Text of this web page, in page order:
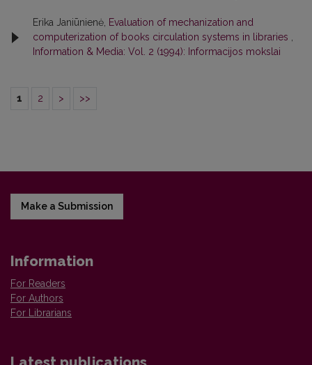
Erika Janiūnienė, Evaluation of mechanization and
computerization of books circulation systems in libraries
Information & Media: Vol. 2 (1994): Informacijos mokslai
1 2 > >>
Make a Submission
Information
For Readers
For Authors
For Librarians